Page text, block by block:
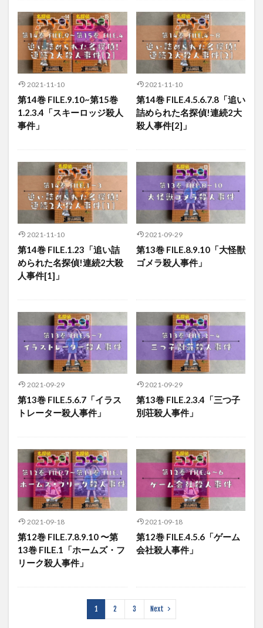
2021-11-10
第14巻 FILE.9.10~第15巻
1.2.3.4「スキーロッジ殺人
事件」
2021-11-10
第14巻 FILE.4.5.6.7.8「追い
詰められた名探偵!連続2大
殺人事件[2]」
2021-11-10
第14巻 FILE.1.23「追い詰
められた名探偵!連続2大殺
人事件[1]」
2021-09-29
第13巻 FILE.8.9.10「大怪獣
ゴメラ殺人事件」
2021-09-29
第13巻 FILE.5.6.7「イラス
トレーター殺人事件」
2021-09-29
第13巻 FILE.2.3.4「三つ子
別荘殺人事件」
2021-09-18
第12巻 FILE.7.8.9.10 〜第
13巻 FILE.1「ホームズ・フ
リーク殺人事件」
2021-09-18
第12巻 FILE.4.5.6「ゲーム
会社殺人事件」
1 2 3 Next